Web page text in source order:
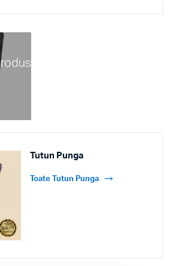
Tutun Punga
Toate Tutun Punga